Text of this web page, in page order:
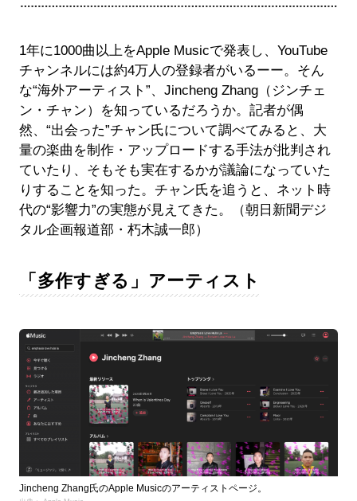
1年に1000曲以上をApple Musicで発表し、YouTube
チャンネルには約4万人の登録者がいるーー。そん
な“海外アーティスト”、Jincheng Zhang（ジンチェ
ン・チャン）を知っているだろうか。記者が偶
然、“出会った”チャン氏について調べてみると、大
量の楽曲を制作・アップロードする手法が批判され
ていたり、そもそも実在するかが議論になっていた
りすることを知った。チャン氏を追うと、ネット時
代の“影響力”の実態が見えてきた。（朝日新聞デジ
タル企画報道部・朽木誠一郎）
「多作すぎる」アーティスト
Jincheng Zhang氏のApple Musicのアーティストページ。